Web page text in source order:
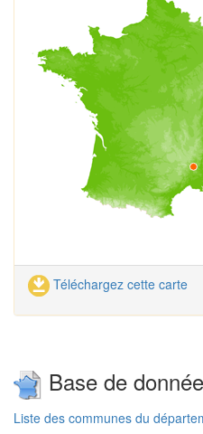
Téléchargez cette carte
Base de
Liste des communes du